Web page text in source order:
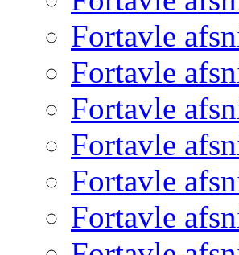
Fortavle
Fortavle
Fortavle
Fortavle
Fortavle
Fortavle